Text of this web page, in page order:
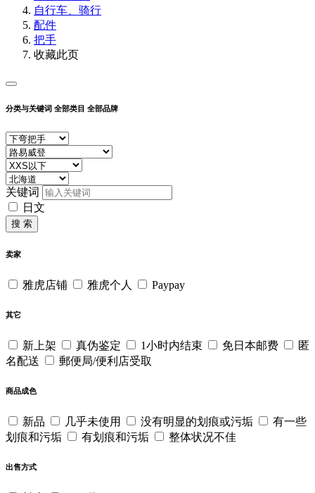
自行车、骑行
配件
把手
收藏此页
分类与关键词 全部类目 全部品牌
关键词
日文
搜 索
卖家
雅虎店铺 雅虎个人 Paypay
其它
新上架 真伪鉴定 1小时内结束 免日本邮费
匿
名配送
郵便局/便利店受取
商品成色
新品 几乎未使用 没有明显的划痕或污垢
有一些
划痕和污垢
有划痕和污垢 整体状况不佳
出售方式